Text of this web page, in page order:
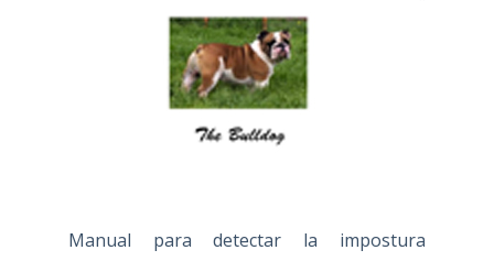
Manual para detectar la impostura